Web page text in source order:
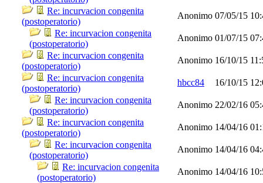
Re: incurvacion congenita
(postoperatorio)
Anonimo 07/05/15
Re: incurvacion congenita
(postoperatorio)
Anonimo 01/07/15
Re: incurvacion congenita
(postoperatorio)
Anonimo 16/10/15
Re: incurvacion congenita
(postoperatorio)
hbcc84 16/10/15
Re: incurvacion congenita
(postoperatorio)
Anonimo 22/02/16
Re: incurvacion congenita
(postoperatorio)
Anonimo 14/04/16
Re: incurvacion congenita
(postoperatorio)
Anonimo 14/04/16
Re: incurvacion congenita
(postoperatorio)
Anonimo 14/04/16